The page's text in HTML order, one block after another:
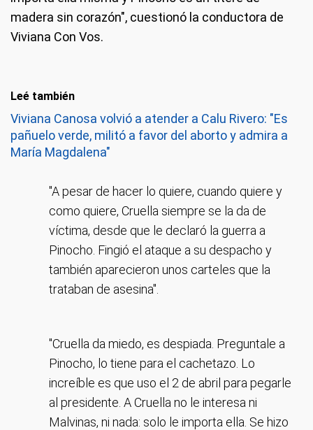
madera sin corazón", cuestionó la conductora de
Viviana Con Vos.
Leé también
Viviana Canosa volvió a atender a Calu Rivero: "Es
pañuelo verde, militó a favor del aborto y admira a
María Magdalena"
"A pesar de hacer lo quiere, cuando quiere y
como quiere, Cruella siempre se la da de
víctima, desde que le declaró la guerra a
Pinocho. Fingió el ataque a su despacho y
también aparecieron unos carteles que la
trataban de asesina".
"Cruella da miedo, es despiada. Preguntale a
Pinocho, lo tiene para el cachetazo. Lo
increíble es que uso el 2 de abril para pegarle
al presidente. A Cruella no le interesa ni
Malvinas, ni nada: solo le importa ella. Se hizo